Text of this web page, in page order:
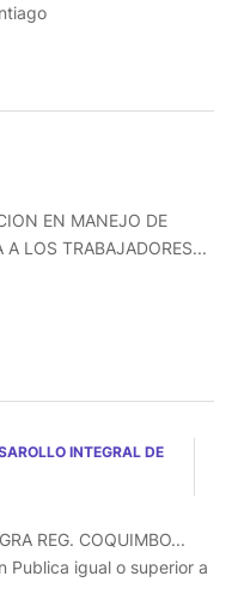
EN MANEJO DE
A LOS TRABAJADORES...
INTEGRAL DE
REG. COQUIMBO...
Publica igual o superior a